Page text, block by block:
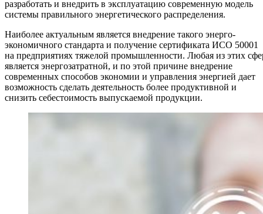
разработать и внедрить в эксплуатацию современную модель
системы правильного энергетического распределения.
Наиболее актуальным является внедрение такого энерго-
экономичного стандарта и получение сертификата ИСО 50001
на предприятиях тяжелой промышленности. Любая из этих
является энергозатратной, и по этой причине внедрение
современных способов экономии и управления энергией дает
возможность сделать деятельность более продуктивной и
снизить себестоимость выпускаемой продукции.